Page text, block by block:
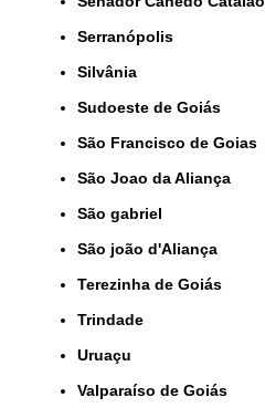
Serranópolis
Silvânia
Sudoeste de Goiás
São Francisco de Goias
São Joao da Aliança
São gabriel
São joão d'Aliança
Terezinha de Goiás
Trindade
Uruaçu
Valparaíso de Goiás